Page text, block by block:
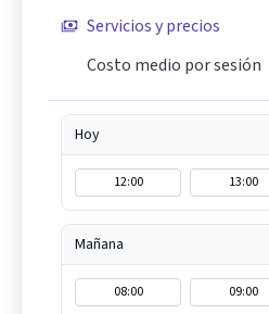
Servicios y precios
Costo medio por sesión
Hoy
12:00 13:00
Mañana
08:00 09:00